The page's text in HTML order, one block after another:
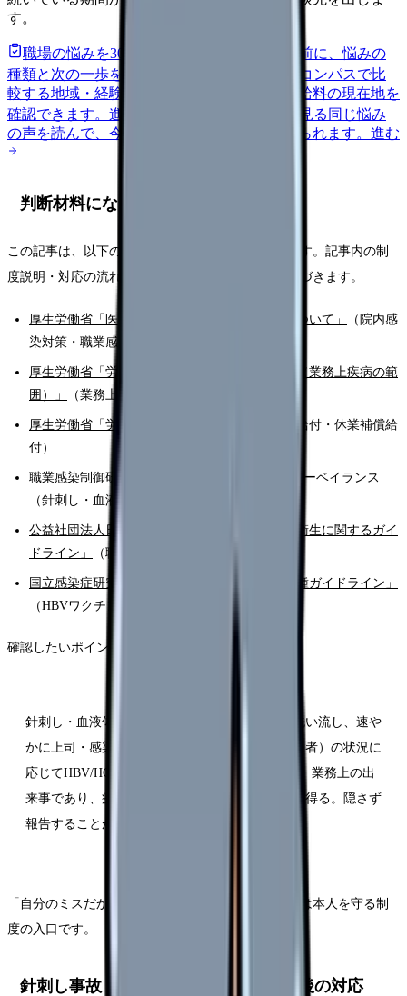
す。
職場の悩みを30秒で診断
辞めるべきか迷う前に、悩みの
種類と次の一歩を整理します。
給料コンパスで比
較する地域・経験年数・施設形態から、今の給料の現在地を
確認できます。 進む 匿名掲示板で本音を見る 同じ悩み
の声を読んで、今の職場だけの問題か確かめられます。 進む
判断材料になる一次情報
この記事は、以下の一次情報をもとに整理しています。記事内の制
度説明・対応の流れは、原則として下記の出典に基づきます。
厚生労働省「医療機関における院内感染対策について」
（院内感
染対策・職業感染防止）
厚生労働省「労働基準法施行規則別表第一の二（業務上疾病の範
囲）」
（業務上疾病の認定範囲）
厚生労働省「労災保険給付の概要」
（療養補償給付・休業補償給
付）
職業感染制御研究会（JES）エピネット日本版サーベイランス
（針刺し・血液体液曝露の発生状況・予防策）
公益社団法人日本看護協会「看護職の労働安全衛生に関するガイ
ドライン」
（職業感染防止の指針）
国立感染症研究所「医療従事者のための予防接種ガイドライン」
（HBVワクチン等）
確認したいポイントは次の通りです。
針刺し・血液体液曝露が起きたら、まず流水で洗い流し、速や
かに上司・感染管理担当へ報告する。感染源（患者）の状況に
応じてHBV/HCV/HIVの検査・予防の流れに進む。業務上の出
来事であり、療養や検査は労災保険の対象になり得る。隠さず
報告することが、本人と職場の両方を守る。
「自分のミスだから言いにくい」と感じても、報告は本人を守る制
度の入口です。
針刺し事故・血液体液曝露が起きた直後の対応